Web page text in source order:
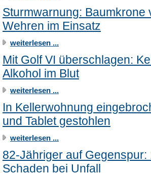
Sturmwarnung: Baumkrone
Wehren im Einsatz
weiterlesen ...
Mit Golf VI überschlagen:
Alkohol im Blut
weiterlesen ...
In Kellerwohnung
und Tablet gestohlen
weiterlesen ...
82-Jähriger auf Gegenspur:
Schaden bei Unfall